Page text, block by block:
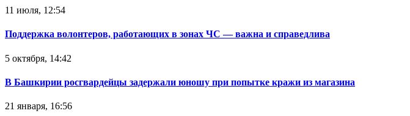
11 июля, 12:54
Поддержка волонтеров, работающих в зонах ЧС — важна и справедлива
5 октября, 14:42
В Башкирии росгвардейцы задержали юношу при попытке кражи из магазина
21 января, 16:56